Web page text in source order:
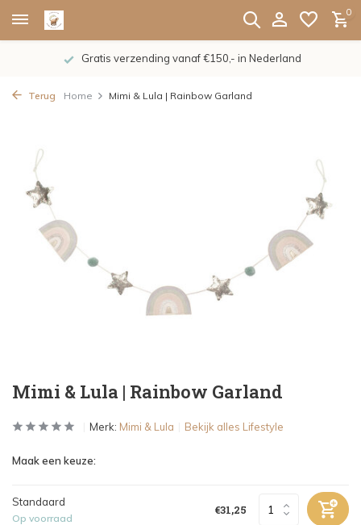
0
Gratis verzending vanaf €150,- in Nederland
Terug Home Mimi & Lula | Rainbow Garland
Mimi & Lula | Rainbow Garland
Merk: Mimi & Lula Bekijk alles Lifestyle
Maak een keuze:
Standaard
Op voorraad
€31,25